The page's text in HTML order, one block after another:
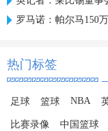
罗马诺：帕尔马150
热门标签
足球 篮球 NBA
比赛录像 中国篮球